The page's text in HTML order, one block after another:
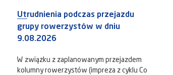
Utrudnienia podczas przejazdu
grupy rowerzystów w dniu
9.08.2026
W związku z zaplanowanym przejazdem
kolumny rowerzystów (impreza z cyklu Co